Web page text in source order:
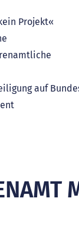
Projekt«
auf